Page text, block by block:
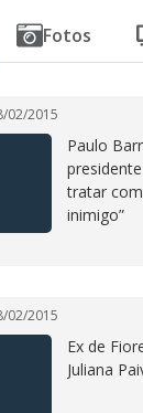
Fotos
02/2015
Paulo
tratar
inimigo”
02/2015
Ex de
Juliana